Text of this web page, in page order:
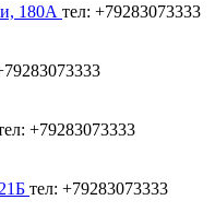
180А тел: +79283073333
+79283073333
тел: +79283073333